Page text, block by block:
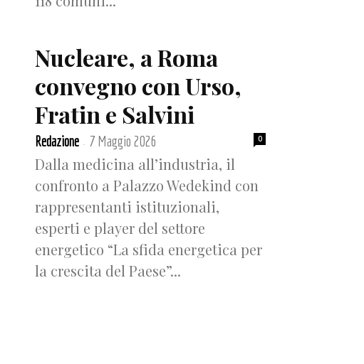
Nucleare, a Roma
convegno con Urso,
Fratin e Salvini
Redazione - 7 Maggio 2026 0
Dalla medicina all’industria, il
confronto a Palazzo Wedekind con
rappresentanti istituzionali,
esperti e player del settore
energetico “La sfida energetica per
la crescita del Paese”...